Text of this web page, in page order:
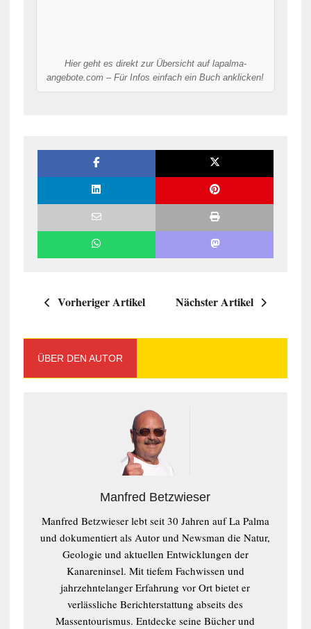
Hier geht es direkt zur Übersicht auf lapalma-
angebote.com – Für Infos einfach ein Buch anklicken!
Vorheriger Artikel Nächster Artikel
ÜBER DEN AUTOR
Manfred Betzwieser
Manfred Betzwieser lebt seit 30 Jahren auf La Palma
und dokumentiert als Autor und Newsman die Natur,
Geologie und aktuellen Entwicklungen der
Kanareninsel. Mit tiefem Fachwissen und
jahrzehntelanger Erfahrung vor Ort bietet er
verlässliche Berichterstattung abseits des
Massentourismus. Entdecke seine Bücher und